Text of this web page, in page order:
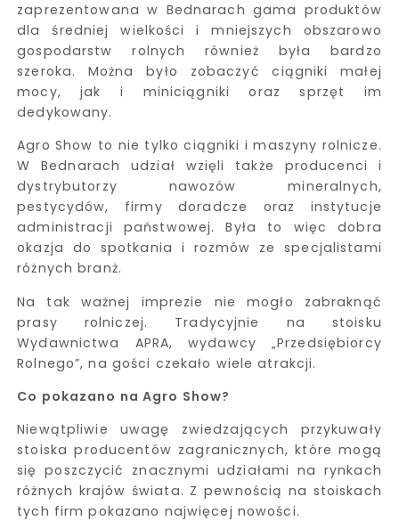
zaprezentowana w Bednarach gama produktów
dla średniej wielkości i mniejszych obszarowo
gospodarstw rolnych również była bardzo
szeroka. Można było zobaczyć ciągniki małej
mocy, jak i miniciągniki oraz sprzęt im
dedykowany.
Agro Show to nie tylko ciągniki i maszyny rolnicze.
W Bednarach udział wzięli także producenci i
dystrybutorzy nawozów mineralnych,
pestycydów, firmy doradcze oraz instytucje
administracji państwowej. Była to więc dobra
okazja do spotkania i rozmów ze specjalistami
różnych branż.
Na tak ważnej imprezie nie mogło zabraknąć
prasy rolniczej. Tradycyjnie na stoisku
Wydawnictwa APRA, wydawcy „Przedsiębiorcy
Rolnego”, na gości czekało wiele atrakcji.
Co pokazano na Agro Show?
Niewątpliwie uwagę zwiedzających przykuwały
stoiska producentów zagranicznych, które mogą
się poszczycić znacznymi udziałami na rynkach
różnych krajów świata. Z pewnością na stoiskach
tych firm pokazano najwięcej nowości.